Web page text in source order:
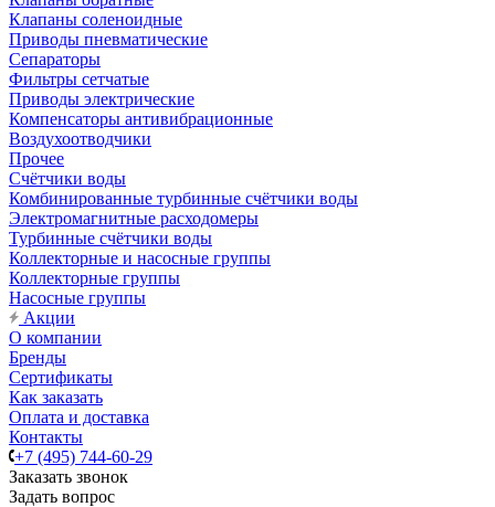
Клапаны соленоидные
Приводы пневматические
Сепараторы
Фильтры сетчатые
Приводы электрические
Компенсаторы антивибрационные
Воздухоотводчики
Прочее
Счётчики воды
Комбинированные турбинные счётчики воды
Электромагнитные расходомеры
Турбинные счётчики воды
Коллекторные и насосные группы
Коллекторные группы
Насосные группы
Акции
О компании
Бренды
Сертификаты
Как заказать
Оплата и доставка
Контакты
+7 (495) 744-60-29
Заказать звонок
Задать вопрос